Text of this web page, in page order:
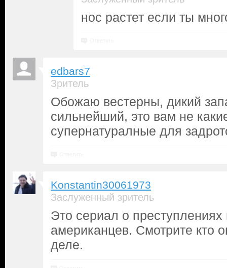
нос растет если ты
edbars7
Зритель
Обожаю вестерны, дикий
сильнейший, это вам не
супернатуралные для
Konstantin30061973
Заслуженный зритель
Это сериал о преступлениях
американцев. Смотрите кто
деле.